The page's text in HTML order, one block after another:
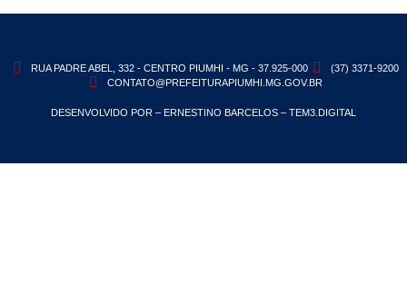
RUA PADRE ABEL, 332 - CENTRO PIUMHI - MG - 37.925-000
(37) 3371-9200
CONTATO@PREFEITURAPIUMHI.MG.GOV.BR
DESENVOLVIDO POR – ERNESTINO BARCELOS – TEM3.DIGITAL